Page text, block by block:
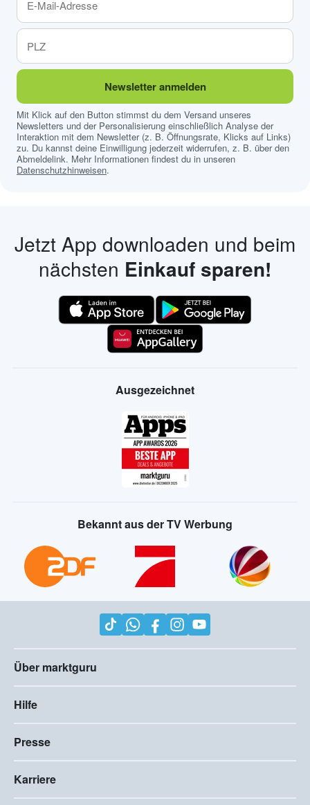
Newsletter anmelden
Mit Klick auf den Button stimmst du dem Versand unseres
Newsletters und der Personalisierung einschließlich Analyse der
Interaktion mit dem Newsletter (z. B. Öffnungsrate, Klicks auf Links)
zu. Du kannst deine Einwilligung jederzeit widerrufen, z. B. über den
Abmeldelink. Mehr Informationen findest du in unseren
Datenschutzhinweisen.
Jetzt App downloaden und beim
nächsten Einkauf sparen!
Ausgezeichnet
Bekannt aus der TV Werbung
Über marktguru
Hilfe
Presse
Karriere